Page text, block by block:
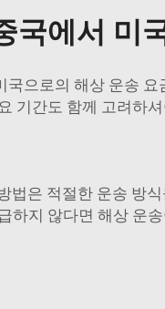
국에서 미
국으로의 해상 운송
기간도 함께 고려하
법은 적절한 운송 방
하지 않다면 해상 운